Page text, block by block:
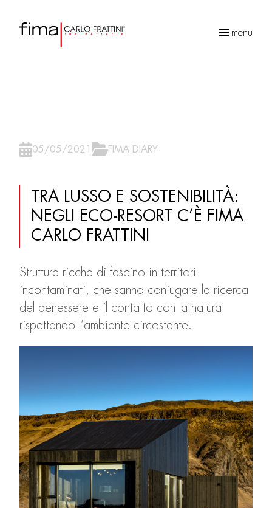
menu
05/05/2021 FIMA DIARY
TRA LUSSO E SOSTENIBILITÀ:
NEGLI ECO-RESORT C’È FIMA
CARLO FRATTINI
Strutture ricche di fascino in territori
incontaminati, che sanno coniugare la ricerca
del benessere e il contatto con la natura
rispettando l’ambiente circostante.